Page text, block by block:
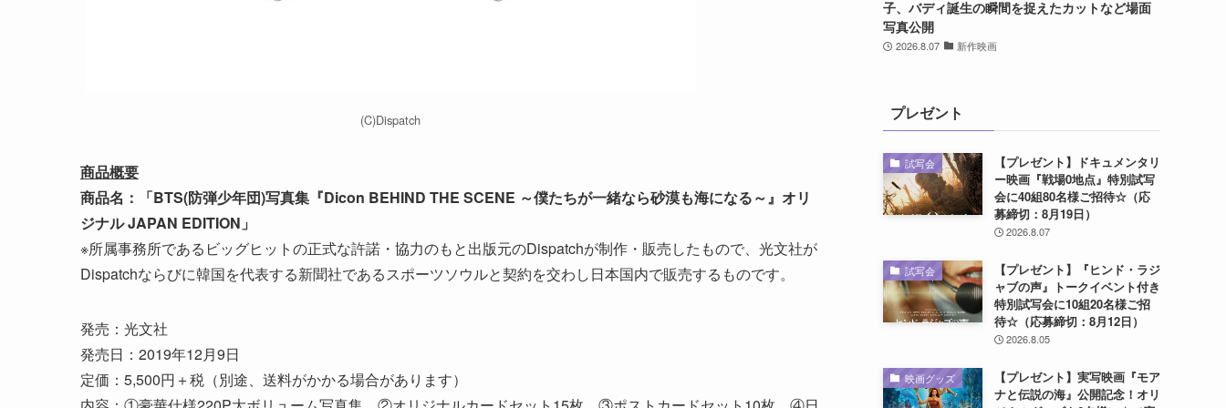
(C)Dispatch
商品概要
商品名：「BTS(防弾少年団)写真集『Dicon BEHIND THE SCENE ～僕たちが一緒なら砂漠も海になる～』オリ
ジナル JAPAN EDITION」
※所属事務所であるビッグヒットの正式な許諾・協力のもと出版元のDispatchが制作・販売したもので、光文社が
Dispatchならびに韓国を代表する新聞社であるスポーツソウルと契約を交わし日本国内で販売するものです。
発売：光文社
発売日：2019年12月9日
定価：5,500円＋税（別途、送料がかかる場合があります）
子、バディ誕生の瞬間を捉えたカットなど場面
写真公開
2026.8.07 新作映画
プレゼント
試写会
【プレゼント】ドキュメンタリ
ー映画『戦場0地点』特別試写
会に40組80名様ご招待☆（応
募締切：8月19日）
2026.8.07
試写会
【プレゼント】『ヒンド・ラジ
ャブの声』トークイベント付き
特別試写会に10組20名様ご招
待☆（応募締切：8月12日）
2026.8.05
映画グッズ
【プレゼント】実写映画『モア
ナと伝説の海』公開記念！オリ